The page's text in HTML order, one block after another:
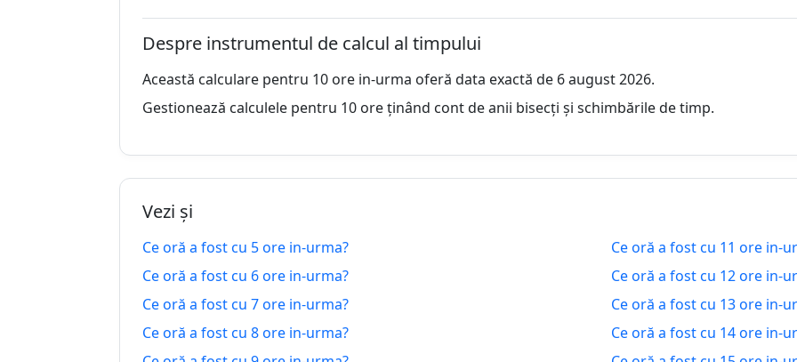
9 ore in-urma
06.08.2026 9 ore peste
11 ore in-urma
06.08.2026 11 ore peste
12 ore in-urma
14 ore in-urma
14 ore peste
15 ore in-urma
15 ore peste
Despre instrumentul de calcul al timpului
Această calculare pentru 10 ore in-urma oferă data exactă de 6 august 2026.
Gestionează calculele pentru 10 ore ținând cont de anii bisecți și schimbările de timp.
Vezi și
Ce oră a fost cu 5 ore in-urma?
Ce oră a fost cu 6 ore in-urma?
Ce oră a fost cu 7 ore in-urma?
Ce oră a fost cu 8 ore in-urma?
Ce oră a fost cu 11 ore in-
Ce oră a fost cu 12 ore in-
Ce oră a fost cu 13 ore in-
Ce oră a fost cu 14 ore in-